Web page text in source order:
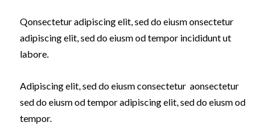
Qonsectetur adipiscing elit, sed do eiusm onsectetur
adipiscing elit, sed do eiusm od tempor incididunt ut
labore.
Adipiscing elit, sed do eiusm consectetur aonsectetur
sed do eiusm od tempor adipiscing elit, sed do eiusm od
tempor.